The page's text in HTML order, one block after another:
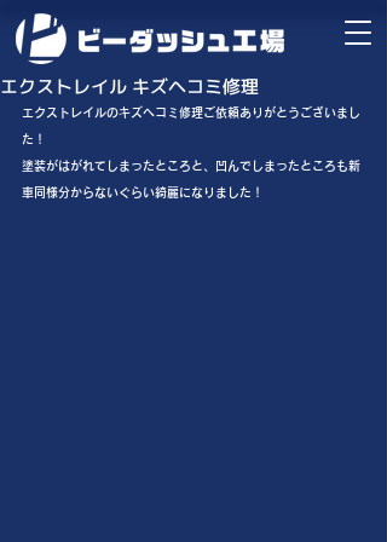
エクストレイル キズヘコミ修理
エクストレイルのキズヘコミ修理ご依頼ありがとうございまし
た！
塗装がはがれてしまったところと、凹んでしまったところも新
車同様分からないぐらい綺麗になりました！